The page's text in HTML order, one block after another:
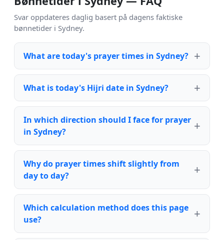
Svar oppdateres daglig basert på dagens faktiske
bønnetider i Sydney.
What are today's prayer times in Sydney?
What is today's Hijri date in Sydney?
In which direction should I face for prayer
in Sydney?
Why do prayer times shift slightly from
day to day?
Which calculation method does this page
use?